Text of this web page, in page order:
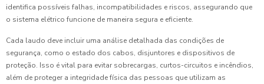
identifica possíveis falhas, incompatibilidades e riscos, assegurando que
o sistema elétrico funcione de maneira segura e eficiente.
Cada laudo deve incluir uma análise detalhada das condições de
segurança, como o estado dos cabos, disjuntores e dispositivos de
proteção. Isso é vital para evitar sobrecargas, curtos-circuitos e incêndios,
além de proteger a integridade física das pessoas que utilizam as